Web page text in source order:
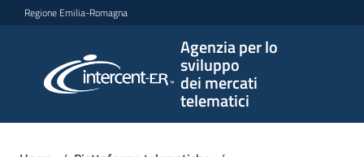
Vai al contenuto
Vai alla navigazione
Vai al footer
Regione Emilia-Romagna
Agenzia per lo
sviluppo
dei mercati
telematici
per lo
sviluppo